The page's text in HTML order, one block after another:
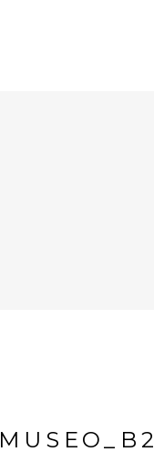
MUSEO_B2